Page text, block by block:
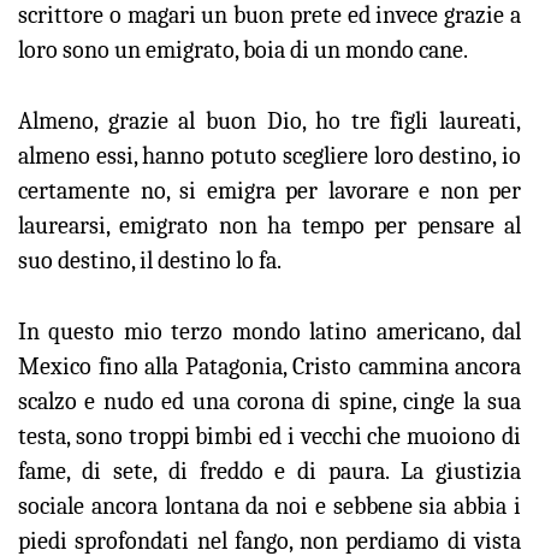
scrittore o magari un buon prete ed invece grazie a
loro sono un emigrato, boia di un mondo cane.
Almeno, grazie al buon Dio, ho tre figli laureati,
almeno essi, hanno potuto scegliere loro destino, io
certamente no, si emigra per lavorare e non per
laurearsi, emigrato non ha tempo per pensare al
suo destino, il destino lo fa.
In questo mio terzo mondo latino americano, dal
Mexico fino alla Patagonia, Cristo cammina ancora
scalzo e nudo ed una corona di spine, cinge la sua
testa, sono troppi bimbi ed i vecchi che muoiono di
fame, di sete, di freddo e di paura. La giustizia
sociale ancora lontana da noi e sebbene sia abbia i
piedi sprofondati nel fango, non perdiamo di vista